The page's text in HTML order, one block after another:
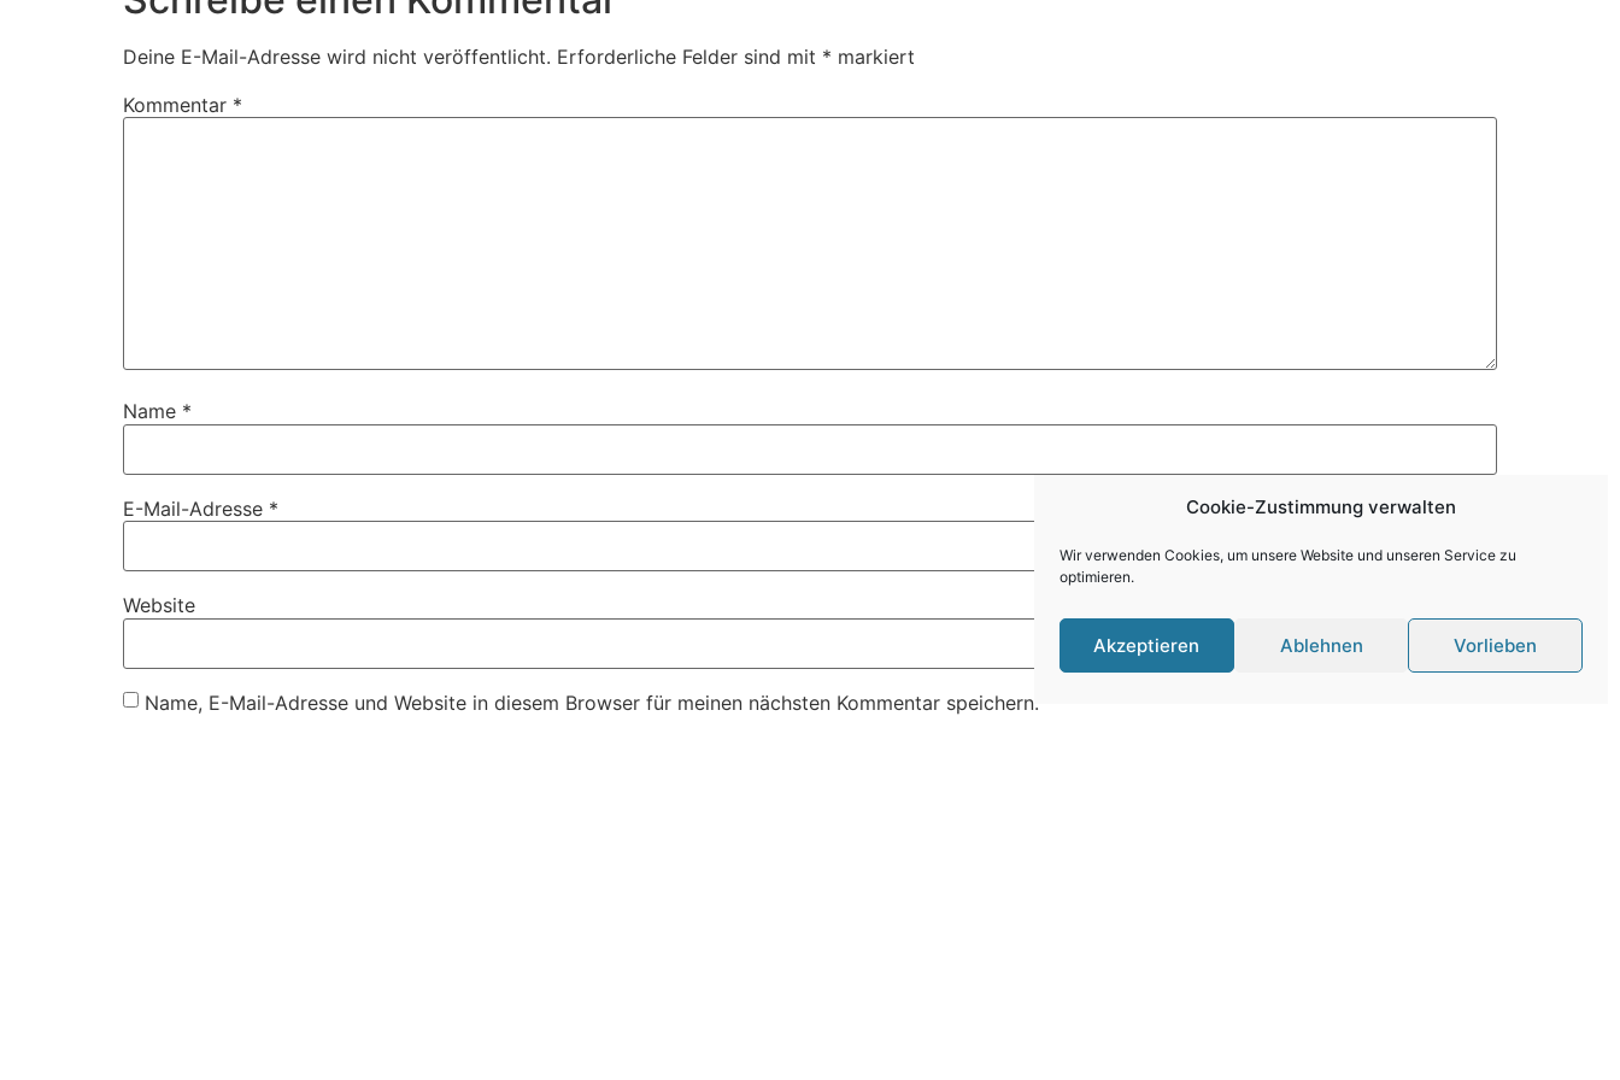
Cookie-Zustimmung verwalten
Wir verwenden Cookies, um unsere Website und unseren Service zu
optimieren.
Akzeptieren Ablehnen Vorlieben
Deine E-Mail-Adresse wird nicht veröffentlicht. Erforderliche Felder sind mit * markiert
Kommentar *
Name *
E-Mail-Adresse *
Website
Name, E-Mail-Adresse und Website in diesem Browser für meinen nächsten Kommentar speichern.